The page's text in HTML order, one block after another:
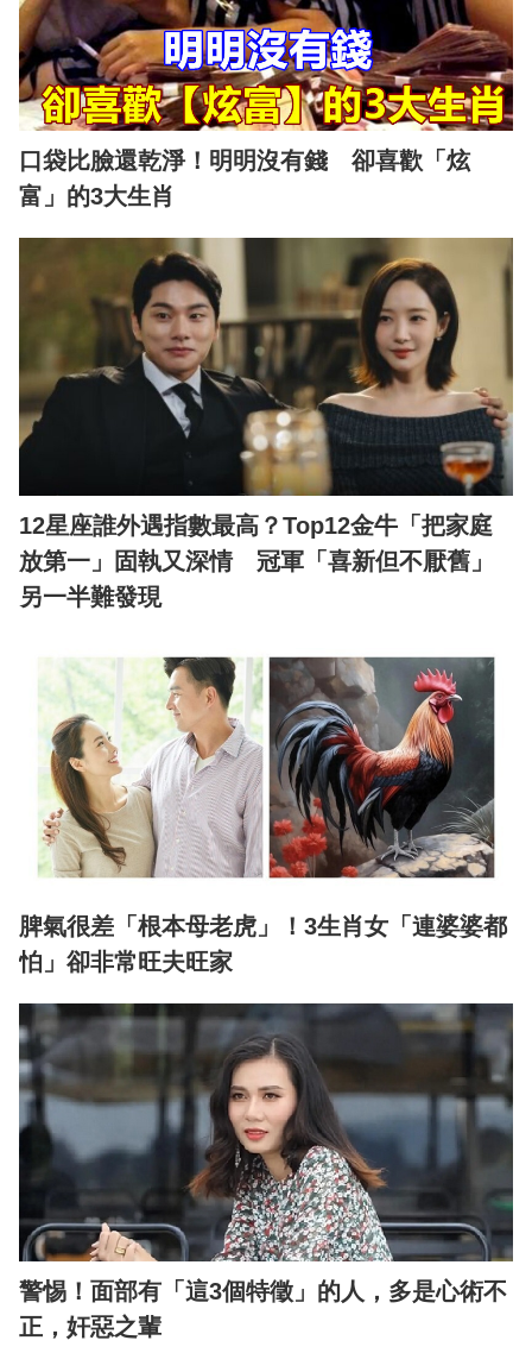
口袋比臉還乾淨！明明沒有錢 卻喜歡「炫
富」的3大生肖
12星座誰外遇指數最高？Top12金牛「把家庭
放第一」固執又深情 冠軍「喜新但不厭舊」
另一半難發現
脾氣很差「根本母老虎」！3生肖女「連婆婆都
怕」卻非常旺夫旺家
警惕！面部有「這3個特徵」的人，多是心術不
正，奸惡之輩